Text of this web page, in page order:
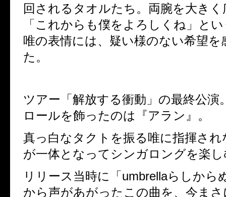
回されるタオルたち。両腕を大き
「これからも僕をよろしくね」と
唯の表情には、疑い様のない希望を
た。
ツアー「解放する衝動」の最終公演
ロールを飾ったのは『アラン』。
真っ白なタクトを振る唯に指揮され
が一体となってシンガロングを楽
リリース当時に「 umbrellaらしから
から声があがったこの曲を、 今まさ